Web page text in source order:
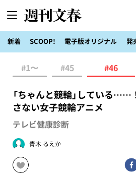
新着 SCOOP! 電子版オリジナル 発
#1〜 #45 #46
「ちゃんと競輪」している
さない女子競輪アニメ
テレビ健康診断
青木 るえか